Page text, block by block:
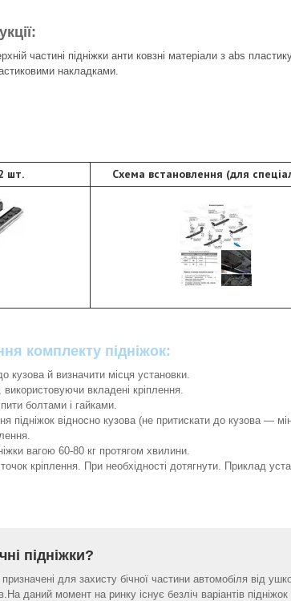
частині підніжки анти ковзні матеріали з abs
накладками.
шт. Схема встановлення (для
комплекту підніжок:
кузова й визначити місця установки.
вкладені кріплення.
болтами і гайками.
підніжок відносно кузова (не притискати до кузова ―
вагою 60-80 кг протягом хвилини.
точок кріплення. При необхідності дотягнути. Приклад
підніжки?
призначені для захисту бічної частини автомобіля від
даний момент на ринку існує безліч варіантів